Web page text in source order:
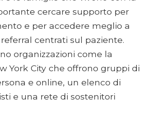
cercare supporto per
e per accedere meglio a
centrati sul paziente.
organizzazioni come la
York City che offrono gruppi di
e online, un elenco di
e una rete di sostenitori